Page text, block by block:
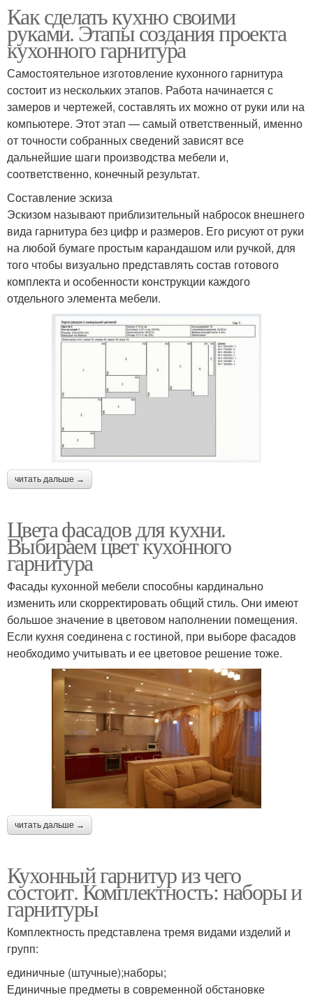
Как сделать кухню своими
руками. Этапы создания проекта
кухонного гарнитура
Самостоятельное изготовление кухонного гарнитура
состоит из нескольких этапов. Работа начинается с
замеров и чертежей, составлять их можно от руки или на
компьютере. Этот этап — самый ответственный, именно
от точности собранных сведений зависят все
дальнейшие шаги производства мебели и,
соответственно, конечный результат.
Составление эскиза
Эскизом называют приблизительный набросок внешнего
вида гарнитура без цифр и размеров. Его рисуют от руки
на любой бумаге простым карандашом или ручкой, для
того чтобы визуально представлять состав готового
комплекта и особенности конструкции каждого
отдельного элемента мебели.
читать дальше →
Цвета фасадов для кухни.
Выбираем цвет кухонного
гарнитура
Фасады кухонной мебели способны кардинально
изменить или скорректировать общий стиль. Они имеют
большое значение в цветовом наполнении помещения.
Если кухня соединена с гостиной, при выборе фасадов
необходимо учитывать и ее цветовое решение тоже.
читать дальше →
Кухонный гарнитур из чего
состоит. Комплектность: наборы и
гарнитуры
Комплектность представлена тремя видами изделий и
групп:
единичные (штучные);наборы;
Единичные предметы в современной обстановке